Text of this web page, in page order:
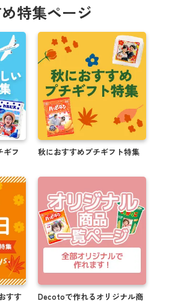
特集ページ
ギフ 秋におすすめプチギフト特集
すす Decotoで作れるオリジナル商